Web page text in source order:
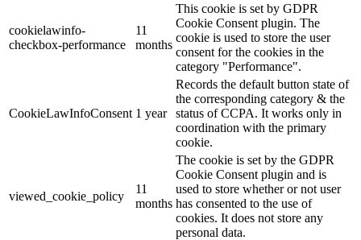
cookielawinfo-
checkbox-performance
11
months
This cookie is set by GDPR
Cookie Consent plugin. The
cookie is used to store the user
consent for the cookies in the
category "Performance".
CookieLawInfoConsent 1 year
Records the default button state of
the corresponding category & the
status of CCPA. It works only in
coordination with the primary
cookie.
viewed_cookie_policy
11
months
The cookie is set by the GDPR
Cookie Consent plugin and is
used to store whether or not user
has consented to the use of
cookies. It does not store any
personal data.